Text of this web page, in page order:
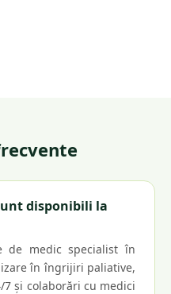
disponibili la
de medic specialist în
în îngrijiri paliative,
și colaborări cu medici